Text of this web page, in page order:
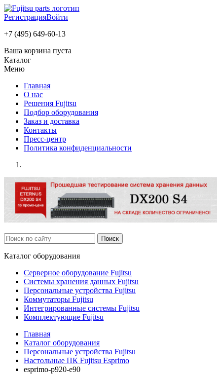
РегистрацияВойти
+7 (495) 649-60-13
Ваша корзина пуста
Каталог
Меню
Главная
О нас
Решения Fujitsu
Подбор оборудования
Заказ и доставка
Контакты
Пресс-центр
Политика конфиденциальности
Каталог оборудования
Серверное оборудование Fujitsu
Системы хранения данных Fujitsu
Персональные устройства Fujitsu
Коммутаторы Fujitsu
Интегрированные системы Fujitsu
Комплектующие Fujitsu
Главная
Каталог оборудования
Персональные устройства Fujitsu
Настольные ПК Fujitsu Esprimo
esprimo-p920-e90